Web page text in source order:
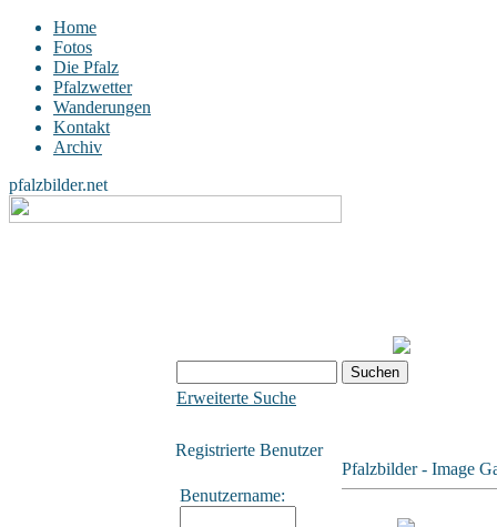
Home
Fotos
Die Pfalz
Pfalzwetter
Wanderungen
Kontakt
Archiv
pfalzbilder.net
Erweiterte Suche
Registrierte Benutzer
Benutzername:
Pfalzbilder - Image